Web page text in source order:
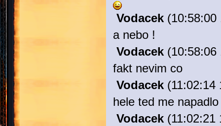
Vodacek(10:58:00
a nebo !
Vodacek(10:58:06
fakt nevim co
Vodacek(11:02:14
hele ted me napadlo
Vodacek(11:02:21